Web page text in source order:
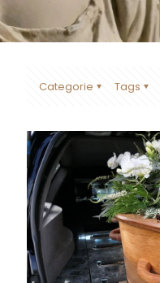
Categorie Tags